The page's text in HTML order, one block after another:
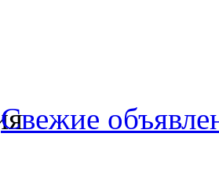
Свежие